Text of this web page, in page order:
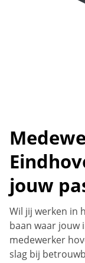
jouw
Wil jij werken in
baan waar jouw
medewerker
slag bij